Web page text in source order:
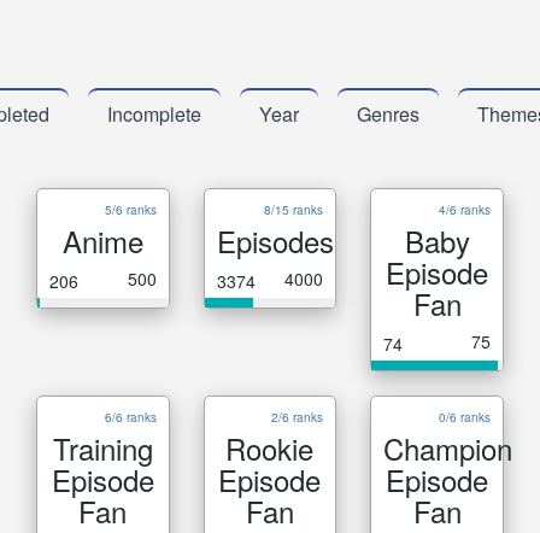
Incomplete Year Genres
5/6 ranks
Anime
206 500
8/15 ranks
Episodes
3374 4000
4/6 ranks
Baby
Episode
Fan
74 75
6/6 ranks
Training
Episode
Fan
2/6 ranks
Rookie
Episode
Fan
0/6 ranks
Champion
Episode
Fan